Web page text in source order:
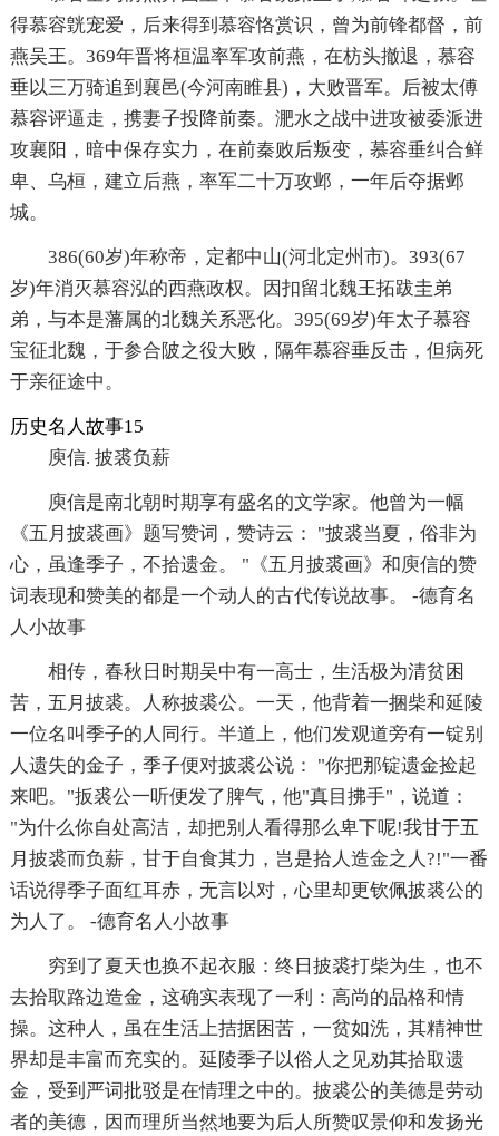
得慕容皝宠爱，后来得到慕容恪赏识，曾为前锋都督，前
燕吴王。369年晋将桓温率军攻前燕，在枋头撤退，慕容
垂以三万骑追到襄邑(今河南睢县)，大败晋军。后被太傅
慕容评逼走，携妻子投降前秦。淝水之战中进攻被委派进
攻襄阳，暗中保存实力，在前秦败后叛变，慕容垂纠合鲜
卑、乌桓，建立后燕，率军二十万攻邺，一年后夺据邺
城。
386(60岁)年称帝，定都中山(河北定州市)。393(67
岁)年消灭慕容泓的西燕政权。因扣留北魏王拓跋圭弟
弟，与本是藩属的北魏关系恶化。395(69岁)年太子慕容
宝征北魏，于参合陂之役大败，隔年慕容垂反击，但病死
于亲征途中。
历史名人故事15
庾信. 披裘负薪
庾信是南北朝时期享有盛名的文学家。他曾为一幅
《五月披裘画》题写赞词，赞诗云： "披裘当夏，俗非为
心，虽逢季子，不拾遗金。 "《五月披裘画》和庾信的赞
词表现和赞美的都是一个动人的古代传说故事。 -德育名
人小故事
相传，春秋日时期吴中有一高士，生活极为清贫困
苦，五月披裘。人称披裘公。一天，他背着一捆柴和延陵
一位名叫季子的人同行。半道上，他们发观道旁有一锭别
人遗失的金子，季子便对披裘公说： "你把那锭遗金捡起
来吧。"扳裘公一听便发了脾气，他"真目拂手"，说道：
"为什么你自处高洁，却把别人看得那么卑下呢!我甘于五
月披裘而负薪，甘于自食其力，岂是拾人造金之人?!"一番
话说得季子面红耳赤，无言以对，心里却更钦佩披裘公的
为人了。 -德育名人小故事
穷到了夏天也换不起衣服：终日披裘打柴为生，也不
去拾取路边造金，这确实表现了一利：高尚的品格和情
操。这种人，虽在生活上拮据困苦，一贫如洗，其精神世
界却是丰富而充实的。延陵季子以俗人之见劝其拾取遗
金，受到严词批驳是在情理之中的。披裘公的美德是劳动
者的美德，因而理所当然地要为后人所赞叹景仰和发扬光